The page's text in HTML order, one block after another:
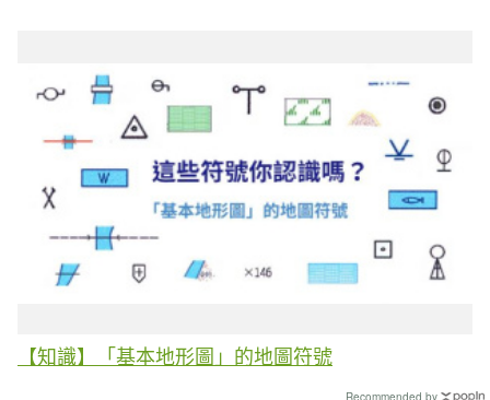
【知識】「基本地形圖」的地圖符號
Recommended by